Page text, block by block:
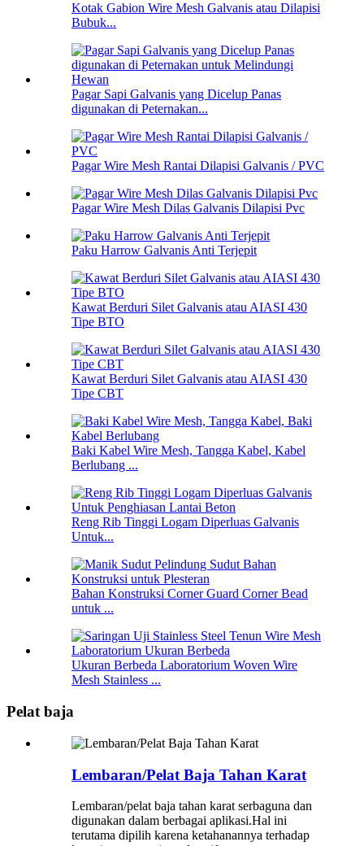
Kotak Gabion Wire Mesh Galvanis atau Dilapisi
Bubuk...
Pagar Sapi Galvanis yang Dicelup Panas
digunakan di Peternakan...
Pagar Wire Mesh Rantai Dilapisi Galvanis / PVC
Pagar Wire Mesh Dilas Galvanis Dilapisi Pvc
Paku Harrow Galvanis Anti Terjepit
Kawat Berduri Silet Galvanis atau AIASI 430
Tipe BTO
Kawat Berduri Silet Galvanis atau AIASI 430
Tipe CBT
Baki Kabel Wire Mesh, Tangga Kabel, Kabel
Berlubang ...
Reng Rib Tinggi Logam Diperluas Galvanis
Untuk...
Bahan Konstruksi Corner Guard Corner Bead
untuk ...
Ukuran Berbeda Laboratorium Woven Wire
Mesh Stainless ...
Pelat baja
Lembaran/Pelat Baja Tahan Karat
Lembaran/pelat baja tahan karat serbaguna dan
digunakan dalam berbagai aplikasi.Hal ini
terutama dipilih karena ketahanannya terhadap